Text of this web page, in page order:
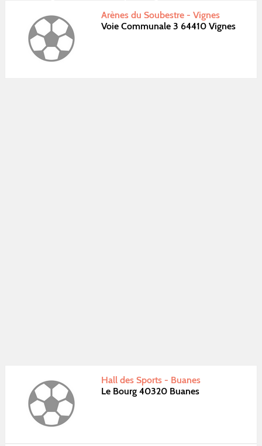
Arènes du Soubestre - Vignes
Voie Communale 3 64410 Vignes
Hall des Sports - Buanes
Le Bourg 40320 Buanes